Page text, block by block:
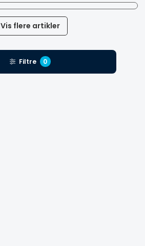
Vis flere artikler
Filtre 0